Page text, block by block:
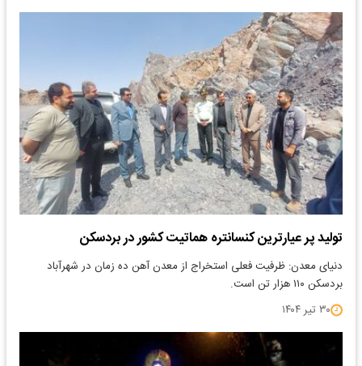
تولید پر عیارترین کنسانتره هماتیت کشور در بردسکن
دنیای معدن: ظرفیت فعلی استخراج از معدن آهن ده زمان در شهرآباد
بردسکن ۱۱۰ هزار تن است.
۳۰ تیر ۱۴۰۴